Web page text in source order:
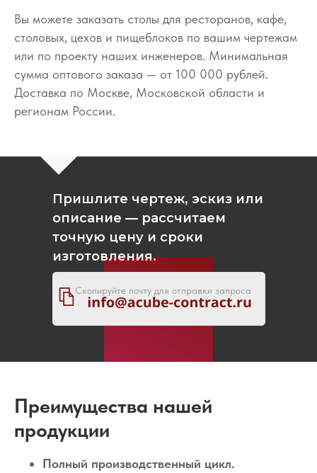
Вы можете заказать столы для ресторанов, кафе,
столовых, цехов и пищеблоков по вашим чертежам
или по проекту наших инженеров. Минимальная
сумма оптового заказа — от 100 000 рублей.
Доставка по Москве, Московской области и
регионам России.
Скопируйте почту для отправки запроса
Пришлите чертеж, эскиз или
описание — рассчитаем
точную цену и сроки
изготовления.
Преимущества нашей
продукции
Полный производственный цикл.